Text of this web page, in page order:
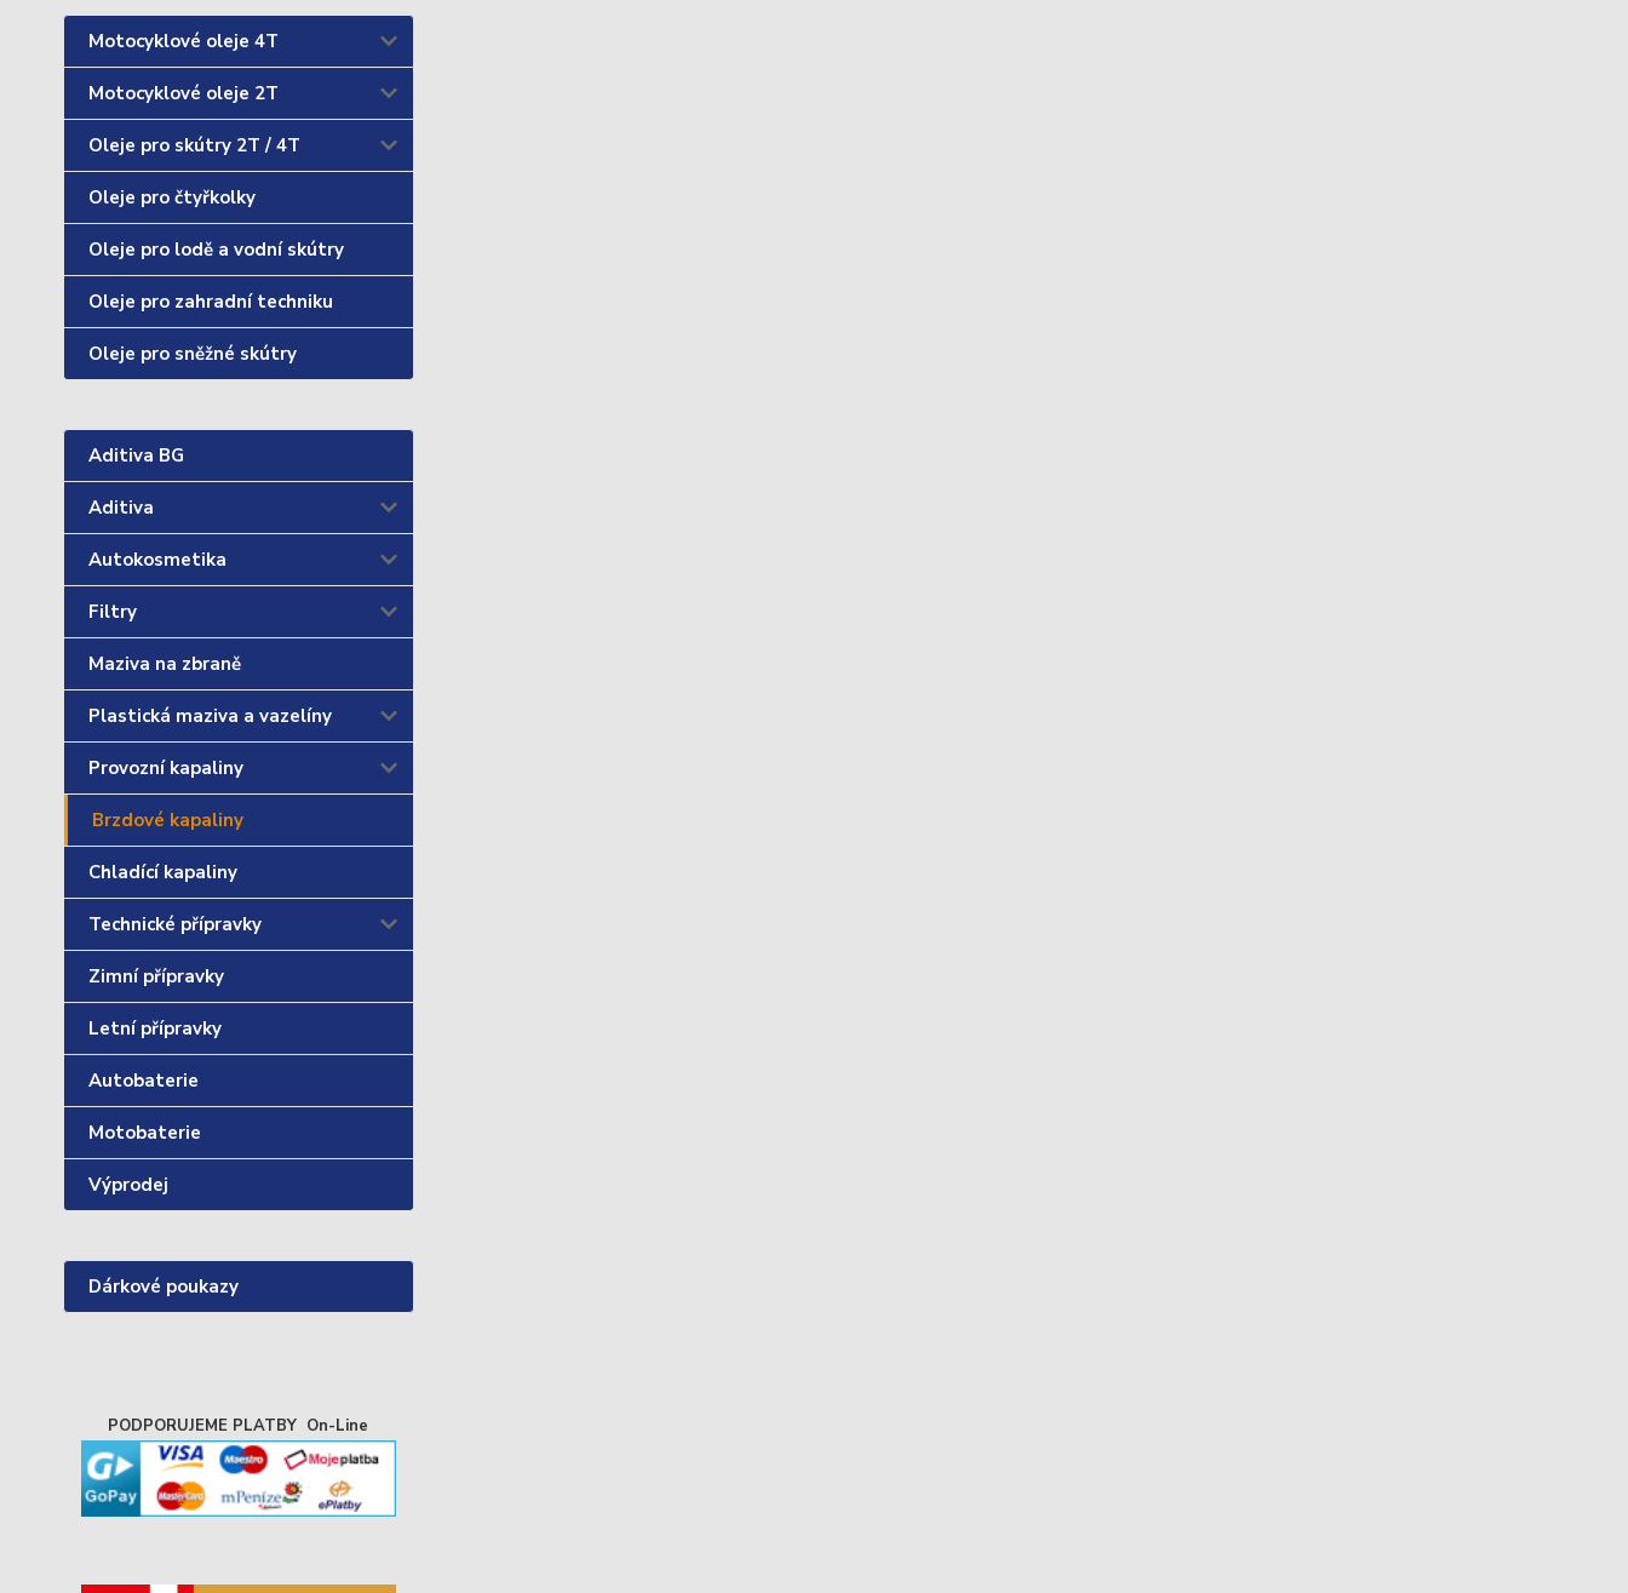
Motocyklové oleje 4T
Motocyklové oleje 2T
Oleje pro skútry 2T / 4T
Oleje pro čtyřkolky
Oleje pro lodě a vodní skútry
Oleje pro zahradní techniku
Oleje pro sněžné skútry
Aditiva BG
Aditiva
Autokosmetika
Filtry
Maziva na zbraně
Plastická maziva a vazelíny
Provozní kapaliny
Brzdové kapaliny
Chladící kapaliny
Technické přípravky
Zimní přípravky
Letní přípravky
Autobaterie
Motobaterie
Výprodej
Dárkové poukazy
PODPORUJEME PLATBY On-Line